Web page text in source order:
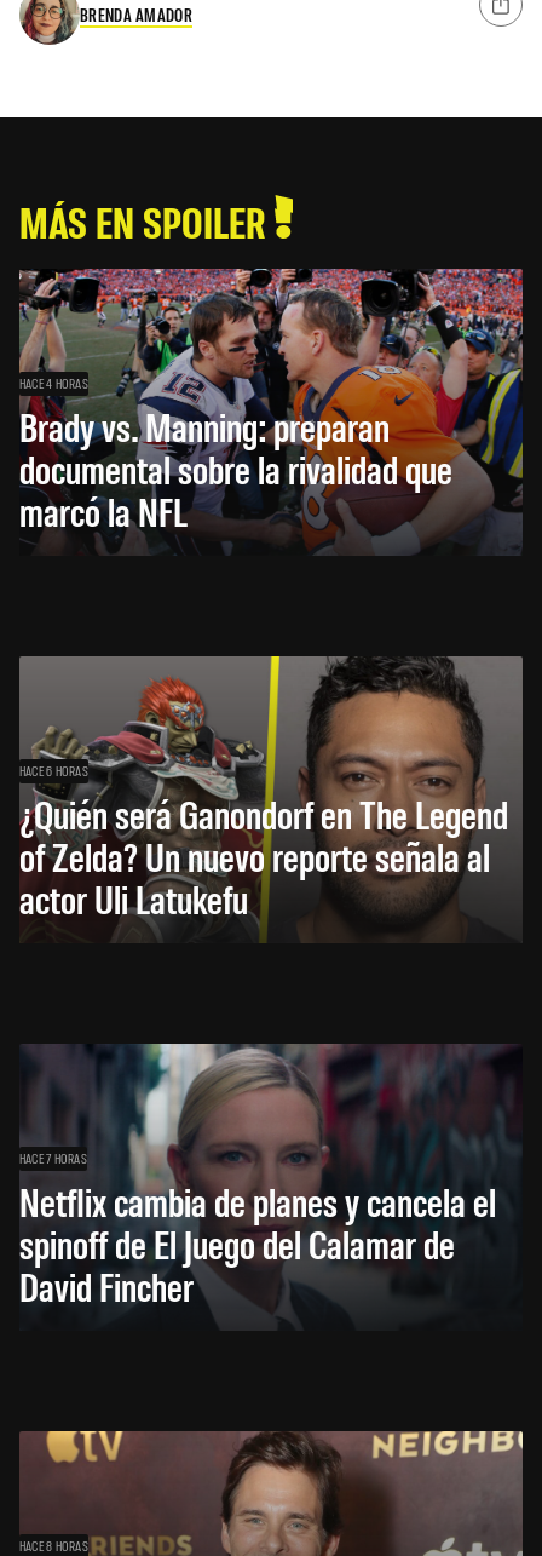
BRENDA AMADOR
MÁS EN SPOILER
HACE 4 HORAS
Brady vs. Manning: preparan
documental sobre la rivalidad que
marcó la NFL
HACE 6 HORAS
¿Quién será Ganondorf en The Legend
of Zelda? Un nuevo reporte señala al
actor Uli Latukefu
HACE 7 HORAS
Netflix cambia de planes y cancela el
spinoff de El Juego del Calamar de
David Fincher
HACE 8 HORAS